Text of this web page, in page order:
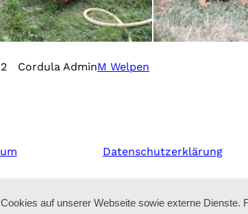
Cordula AdminM Welpen
Datenschutzerklärung
auf unserer Webseite sowie externe Dienste.